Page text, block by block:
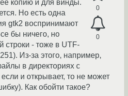
0
0
копию и для винды.
Но есть одна
gtk2 воспринимают
бы ничего, но
строки - тоже в UTF-
Из-за этого, например,
в директориях с
и открывает, то не может
Как обойти такое?